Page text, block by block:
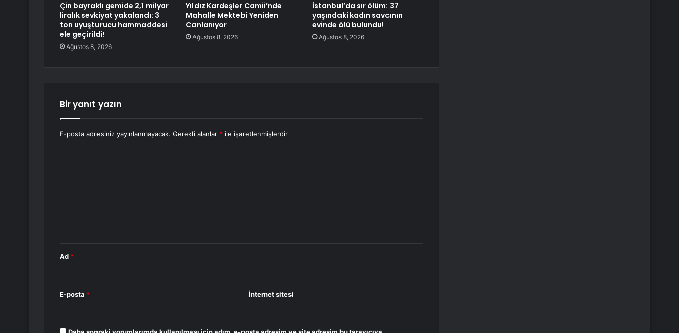
Çin bayraklı gemide 2,1 milyar
liralık sevkiyat yakalandı: 3
ton uyuşturucu hammaddesi
ele geçirildi!
Ağustos 8, 2026
Yıldız Kardeşler Camii’nde
Mahalle Mektebi Yeniden
Canlanıyor
Ağustos 8, 2026
İstanbul’da sır ölüm: 37
yaşındaki kadın savcının
evinde ölü bulundu!
Ağustos 8, 2026
Bir yanıt yazın
E-posta adresiniz yayınlanmayacak. Gerekli alanlar * ile işaretlenmişlerdir
Ad *
E-posta * İnternet sitesi